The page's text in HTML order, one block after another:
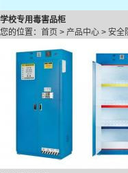
学校专用毒害品柜
您的位置： 首页 > 产品中心 > 安全